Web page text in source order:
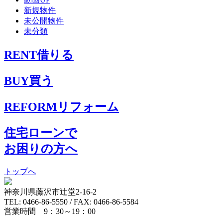
新規物件
未公開物件
未分類
RENT借りる
BUY買う
REFORM リフォーム
住宅ローンで
お困りの方へ
トップへ
神奈川県藤沢市辻堂2-16-2
TEL: 0466-86-5550 / FAX: 0466-86-5584
営業時間 9：30～19：00